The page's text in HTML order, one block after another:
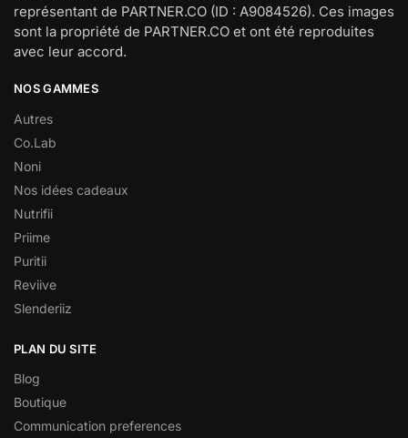
représentant de PARTNER.CO (ID : A9084526). Ces images
sont la propriété de PARTNER.CO et ont été reproduites
avec leur accord.
NOS GAMMES
Autres
Co.Lab
Noni
Nos idées cadeaux
Nutrifii
Priime
Puritii
Reviive
Slenderiiz
PLAN DU SITE
Blog
Boutique
Communication preferences